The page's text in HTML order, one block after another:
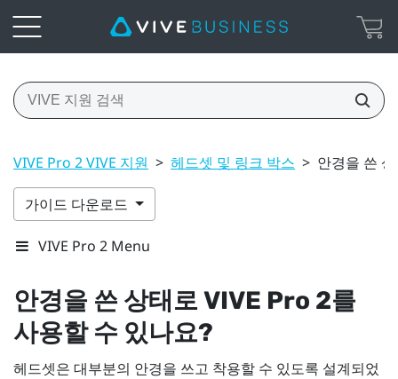
VIVE Pro 2 VIVE 지원 > 헤드셋 및 링크 박스 > 안경을 쓴
가이드 다운로드
VIVE Pro 2 Menu
안경을 쓴 상태로 VIVE Pro 2를
사용할 수 있나요?
헤드셋은 대부분의 안경을 쓰고 착용할 수 있도록 설계되었